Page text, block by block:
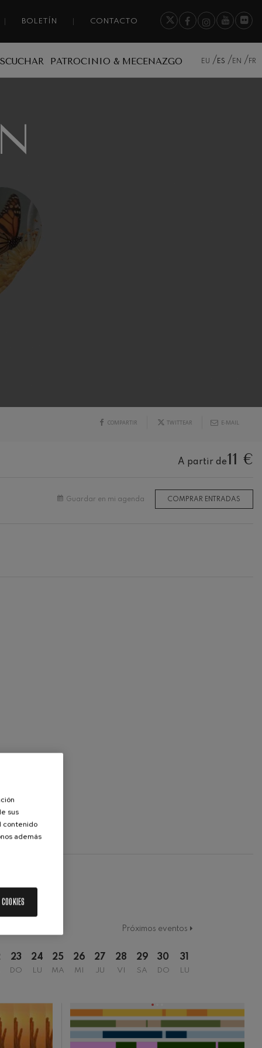
BOLETÍN CONTACTO
PATROCINIO & MECENAZGO EU ES EN FR
COMPARTIR TWITTEAR E-MAIL
Guardar en mi agenda COMPRAR ENTRADAS
A partir de11 €
Próximos eventos
23
DO
24
LU
25
MA
26
MI
27
JU
28
VI
29
SA
30
DO
31
LU
sus
contenido
además